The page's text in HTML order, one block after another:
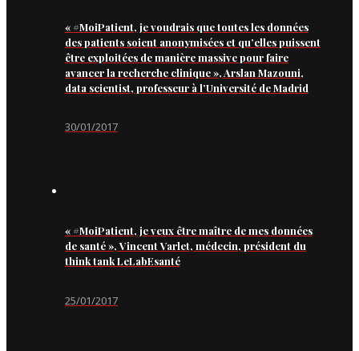
« #MoiPatient, je voudrais que toutes les données
des patients soient anonymisées et qu’elles puissent
être exploitées de manière massive pour faire
avancer la recherche clinique », Arslan Mazouni,
data scientist, professeur à l’Université de Madrid
30/01/2017
« #MoiPatient, je veux être maître de mes données
de santé », Vincent Varlet, médecin, président du
think tank LeLabEsanté
25/01/2017